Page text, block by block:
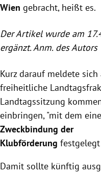
Wien gebracht, heißt es.
Der Artikel wurde am
ergänzt. Anm. des Autors
Kurz darauf meldete
freiheitliche
Landtagssitzung
einbringen, "mit dem eine
Zweckbindung der
Klubförderung
Damit sollte künftig